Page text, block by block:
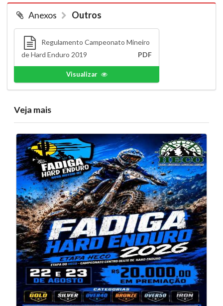
Anexos Outros
Regulamento Campeonato Mineiro
de Hard Enduro 2019
PDF
Visualizar
Veja mais